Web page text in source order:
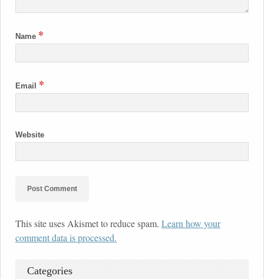
Name *
Email *
Website
This site uses Akismet to reduce spam. Learn how your
comment data is processed.
Categories